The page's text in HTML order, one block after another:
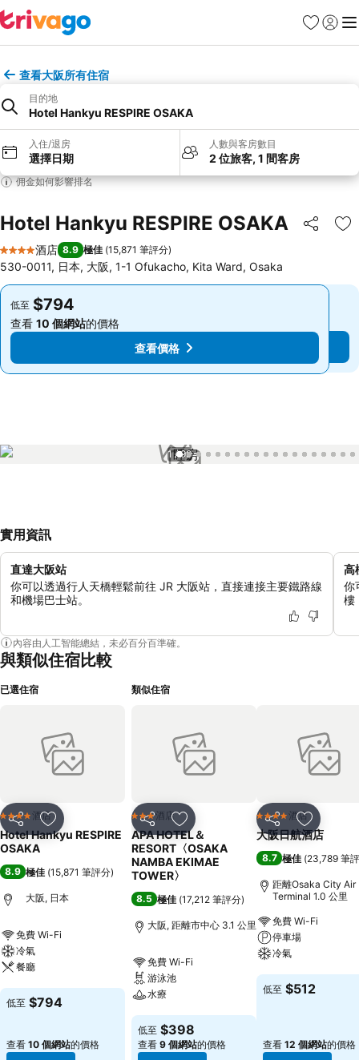
收藏夾
登入 選
查看大阪所有住宿
目的地
Hotel Hankyu RESPIRE OSAKA
入住/退房
選擇日期
人數與客房數目
2 位旅客, 1 間客房
佣金如何影響排名
Hotel Hankyu RESPIRE OSAKA 分享
放
4 星級
酒店 8.9 極佳 (15,871 筆評分)
530-0011, 日本, 大阪, 1-1 Ofukacho, Kita Ward, Osaka
低至 $794
查看 10 個網站的價格
查看價格
低至 $794
查看 10 個網站的價格
查看價格
1 / 99
實用資訊
直達大阪站
你可以透過行人天橋輕鬆前往 JR 大阪站，直接連接主要鐵路線
和機場巴士站。
高
你
樓
內容由人工智能總結，未必百分百準確。
與類似住宿比較
已選住宿
分享 放到收藏夾
4 星級 酒店
Hotel Hankyu RESPIRE
OSAKA
8.9 極佳 (15,871 筆評分)
大阪, 日本
免費 Wi-Fi
冷氣
餐廳
查看價格
低至 $794
查看 10 個網站的價格
類似住宿
分享 放到收藏夾
3 星級酒店
APA HOTEL＆
RESORT〈OSAKA
NAMBA EKIMAE
TOWER〉
8.5 極佳 (17,212 筆評分)
大阪, 距離市中心 3.1 公里
免費 Wi-Fi
游泳池
水療
查看價格
低至 $398
查看 9 個網站的價格
分享 放到收藏
4 星級 酒店
大阪日航酒店
8.7 極佳 (23,789 筆
距離Osaka City Air
Terminal 1.0 公里
免費 Wi-Fi
停車場
冷氣
查看價格
低至 $512
查看 12 個網站的價格